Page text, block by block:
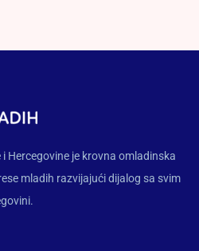
Hercegovine je krovna omladinska
mladih razvijajući dijalog sa svim